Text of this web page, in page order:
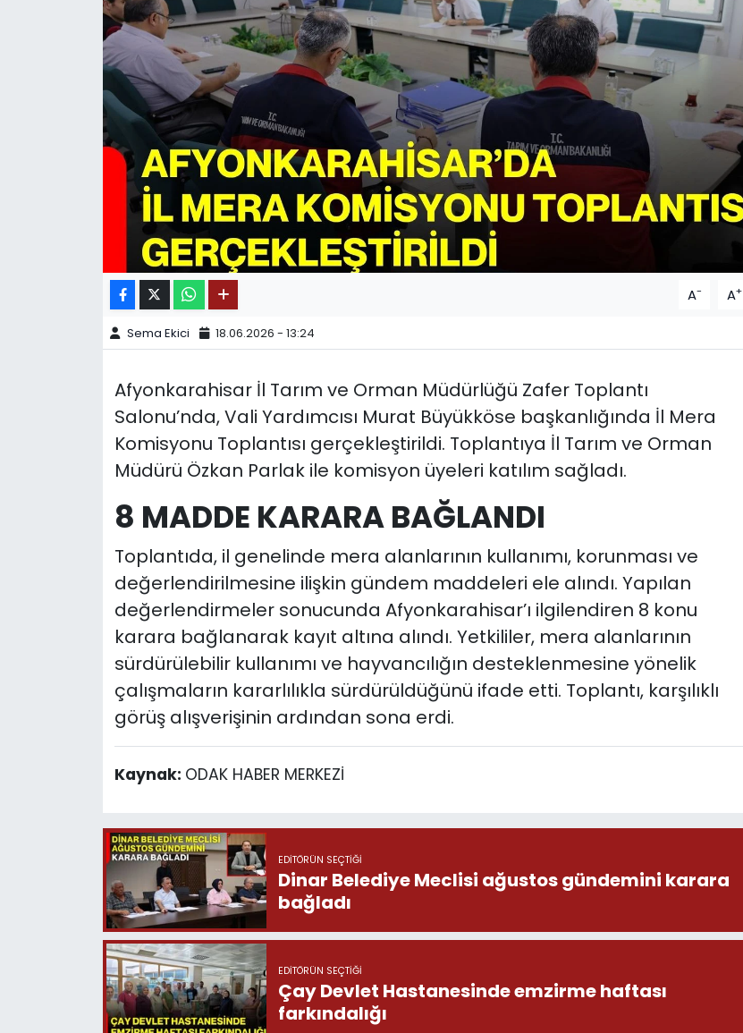
A- A+
Sema Ekici 18.06.2026 - 13:24
Afyonkarahisar İl Tarım ve Orman Müdürlüğü Zafer Toplantı
Salonu’nda, Vali Yardımcısı Murat Büyükköse başkanlığında İl Mera
Komisyonu Toplantısı gerçekleştirildi. Toplantıya İl Tarım ve Orman
Müdürü Özkan Parlak ile komisyon üyeleri katılım sağladı.
8 MADDE KARARA BAĞLANDI
Toplantıda, il genelinde mera alanlarının kullanımı, korunması ve
değerlendirilmesine ilişkin gündem maddeleri ele alındı. Yapılan
değerlendirmeler sonucunda Afyonkarahisar’ı ilgilendiren 8 konu
karara bağlanarak kayıt altına alındı. Yetkililer, mera alanlarının
sürdürülebilir kullanımı ve hayvancılığın desteklenmesine yönelik
çalışmaların kararlılıkla sürdürüldüğünü ifade etti. Toplantı, karşılıklı
görüş alışverişinin ardından sona erdi.
Kaynak: ODAK HABER MERKEZİ
EDITÖRÜN SEÇTIĞI
Dinar Belediye Meclisi ağustos gündemini karara
bağladı
EDITÖRÜN SEÇTIĞI
Çay Devlet Hastanesinde emzirme haftası
farkındalığı
11:11 MANŞET